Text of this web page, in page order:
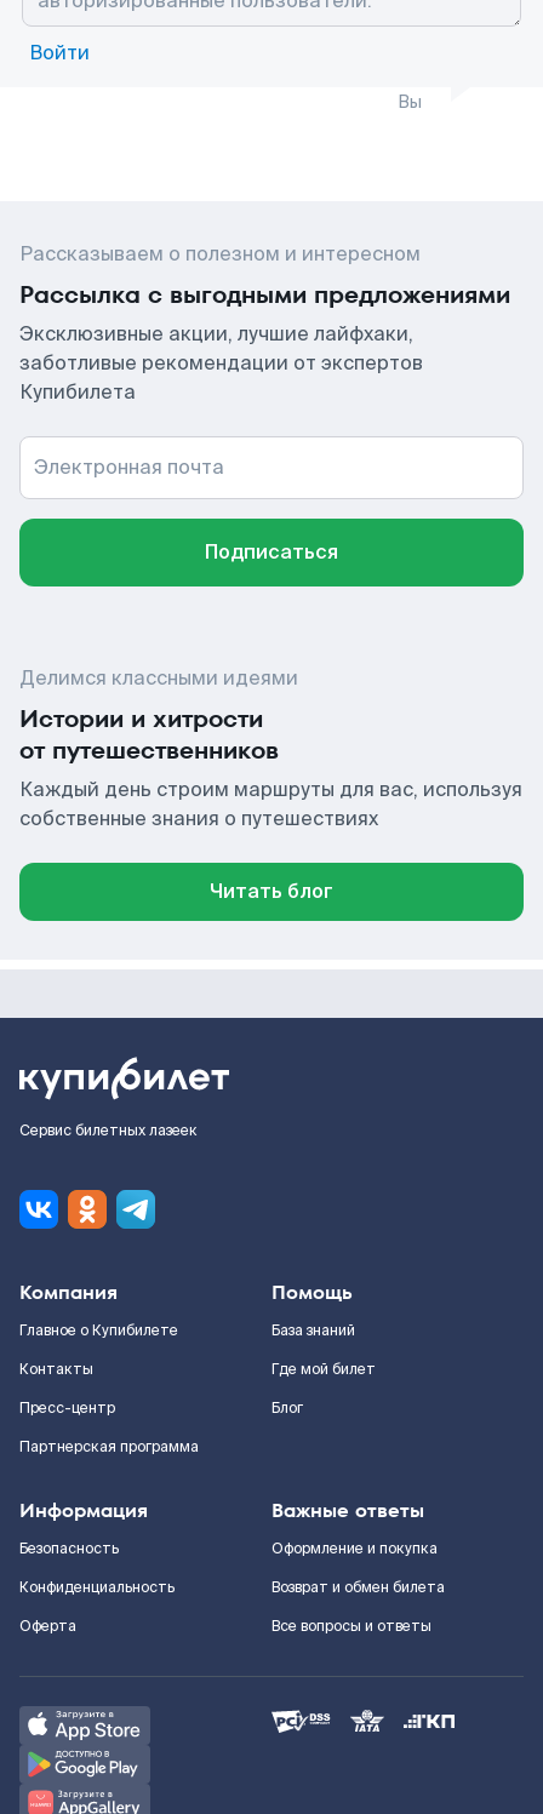
Войти
Вы
Рассказываем о полезном и интересном
Рассылка с выгодными предложениями
Эксклюзивные акции, лучшие лайфхаки,
заботливые рекомендации от экспертов
Купибилета
Электронная почта
Подписаться
Делимся классными идеями
Истории и хитрости
от путешественников
Каждый день строим маршруты для вас, используя
собственные знания о путешествиях
Читать блог
Сервис билетных лазеек
Компания
Главное о Купибилете
Контакты
Пресс-центр
Партнерская программа
Помощь
База знаний
Где мой билет
Блог
Информация
Безопасность
Конфиденциальность
Оферта
Важные ответы
Оформление и покупка
Возврат и обмен билета
Все вопросы и ответы